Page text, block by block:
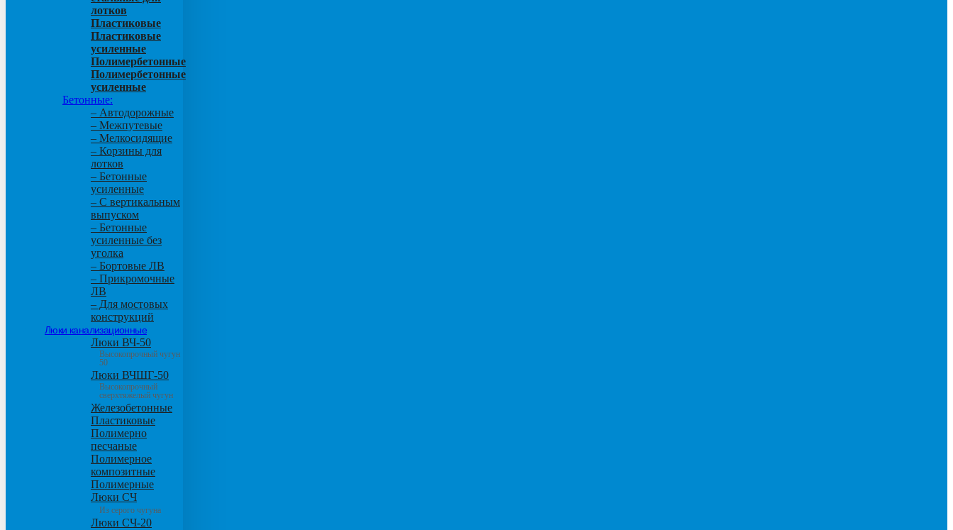
лотков
Пластиковые
Пластиковые
усиленные
Полимербетонные
Полимербетонные
усиленные
Бетонные:
– Автодорожные
– Межпутевые
– Мелкосидящие
– Корзины для
лотков
– Бетонные
усиленные
– С вертикальным
выпуском
– Бетонные
усиленные без
уголка
– Бортовые ЛВ
– Прикромочные
ЛВ
– Для мостовых
конструкций
Люки канализационные
Люки ВЧ-50
Высокопрочный чугун
50
Люки ВЧШГ-50
Высокопрочный
сверхтяжелый чугун
Железобетонные
Пластиковые
Полимерно
песчаные
Полимерное
композитные
Полимерные
Люки СЧ
Из серого чугуна
Люки СЧ-20